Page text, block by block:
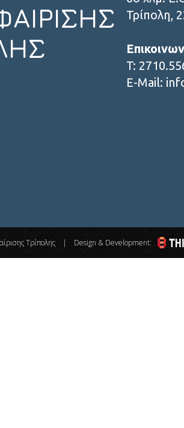
Τρίπολη
T:
E-Mail:
Τρίπολης | Design & Development: